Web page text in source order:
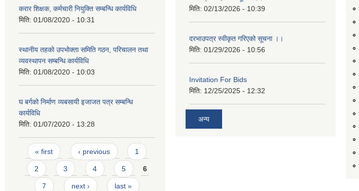
करार शिक्षक, कर्मचारी नियुक्ति सम्बन्धि कार्यविधि
मिति: 01/08/2020 - 10:31
स्थानीय तहको उपभोक्ता समिति गठन, परिचालन तथा
व्यवस्थापन सम्बन्धि कार्यविधि
मिति: 01/08/2020 - 10:03
घ बर्गको निर्माण व्यबसायी इजाजत पत्र सम्बन्धि
कार्यविधि
मिति: 01/07/2020 - 13:28
Pages
« first ‹ previous 1
2 3 4 5 6
7 next › last »
मिति: 02/13/2026 - 10:39
दरभाउपत्र स्वीकृत गरिएको सूचना ।।
मिति: 01/29/2026 - 10:56
Invitation For Bids
मिति: 12/25/2025 - 12:32
अन्य